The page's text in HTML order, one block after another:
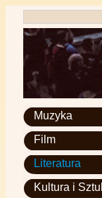
Muzyka
Film
Literatura
Kultura i